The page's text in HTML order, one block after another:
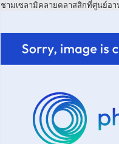
ชามเซลามิคลายคลาสสิกที่ศูนย์อา